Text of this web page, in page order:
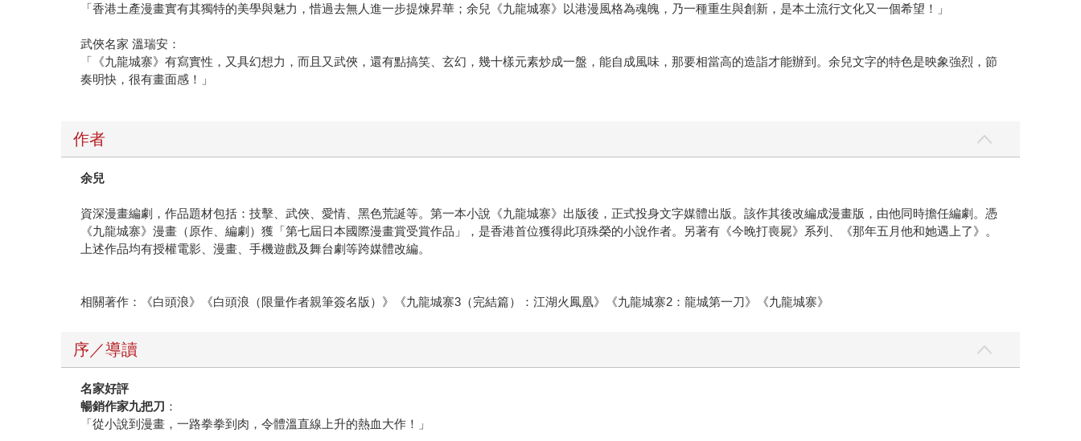
「香港土產漫畫實有其獨特的美學與魅力，惜過去無人進一步提煉昇華；余兒《九龍城寨》以港漫風格為魂魄，乃一種重生與創新，是本土流行文化又一個希望！」
武俠名家 溫瑞安：
「《九龍城寨》有寫實性，又具幻想力，而且又武俠，還有點搞笑、玄幻，幾十樣元素炒成一盤，能自成風味，那要相當高的造詣才能辦到。余兒文字的特色是映象強烈，節
奏明快，很有畫面感！」
作者
余兒
資深漫畫編劇，作品題材包括：技擊、武俠、愛情、黑色荒誕等。第一本小說《九龍城寨》出版後，正式投身文字媒體出版。該作其後改編成漫畫版，由他同時擔任編劇。憑
《九龍城寨》漫畫（原作、編劇）獲「第七屆日本國際漫畫賞受賞作品」，是香港首位獲得此項殊榮的小說作者。另著有《今晚打喪屍》系列、《那年五月他和她遇上了》。
上述作品均有授權電影、漫畫、手機遊戲及舞台劇等跨媒體改編。
相關著作：《白頭浪》《白頭浪（限量作者親筆簽名版）》《九龍城寨3（完結篇）：江湖火鳳凰》《九龍城寨2：龍城第一刀》《九龍城寨》
序／導讀
名家好評
暢銷作家九把刀 ：
「從小說到漫畫，一路拳拳到肉，令體溫直線上升的熱血大作！」